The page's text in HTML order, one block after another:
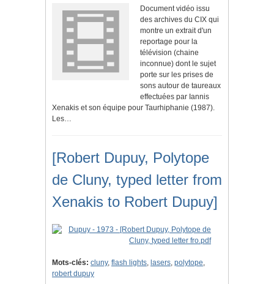
Document vidéo issu
des archives du CIX qui
montre un extrait d'un
reportage pour la
télévision (chaine
inconnue) dont le sujet
porte sur les prises de
sons autour de taureaux
effectuées par Iannis
Xenakis et son équipe pour Taurhiphanie (1987).
Les…
[Robert Dupuy, Polytope
de Cluny, typed letter from
Xenakis to Robert Dupuy]
Mots-clés: cluny, flash lights, lasers, polytope,
robert dupuy